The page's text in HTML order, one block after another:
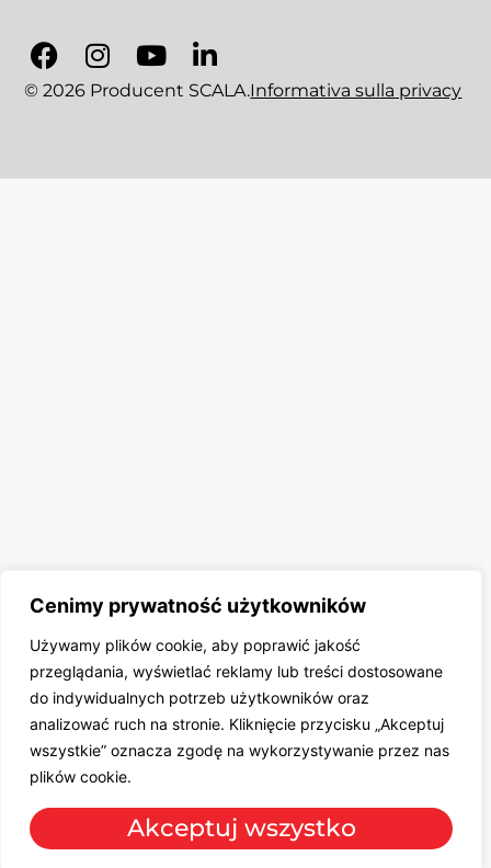
Cenimy prywatność użytkowników
Używamy plików cookie, aby poprawić jakość
przeglądania, wyświetlać reklamy lub treści dostosowane
do indywidualnych potrzeb użytkowników oraz
analizować ruch na stronie. Kliknięcie przycisku „Akceptuj
wszystkie” oznacza zgodę na wykorzystywanie przez nas
plików cookie.
Akceptuj wszystko
© 2026 Producent SCALA.Informativa sulla privacy